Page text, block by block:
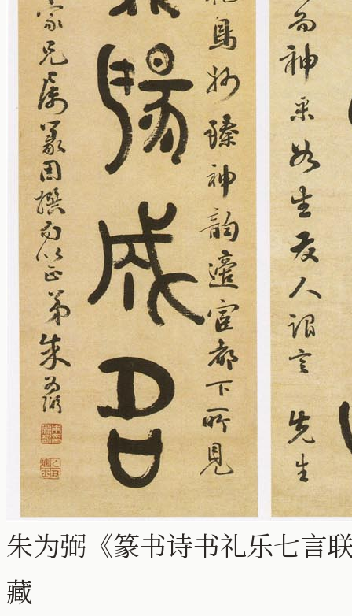
朱为弼《篆书诗书礼乐七
藏